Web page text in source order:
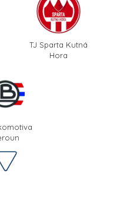
TJ Sparta Kutná
Hora